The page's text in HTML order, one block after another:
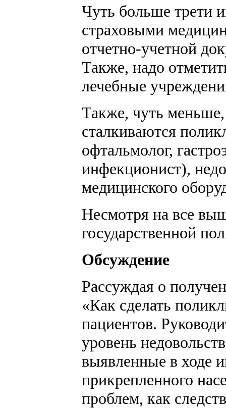
Чуть больше трети
страховыми
отчетно-учетной
Также, надо
лечебные
Также, чуть
сталкиваются
офтальмолог,
инфекционист),
медицинского
Несмотря на все
государственной
Обсуждение
Рассуждая о
«Как сделать
пациентов.
уровень
выявленные в ходе
прикрепленного
проблем, как